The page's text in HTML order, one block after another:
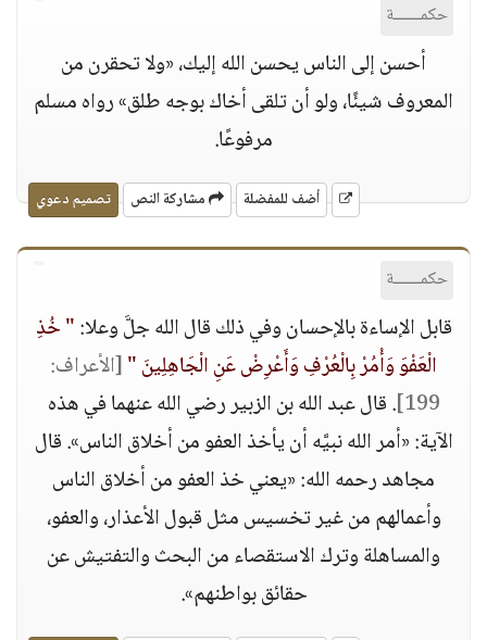
حكمــــــة
أحسن إلى الناس يحسن الله إليك، «ولا تحقرن من
المعروف شيئًا، ولو أن تلقى أخاك بوجه طلق» رواه مسلم
مرفوعًا.
أضف للمفضلة مشاركة النص تصميم دعوي
حكمــــــة
قابل الإساءة بالإحسان وفي ذلك قال الله جلَّ وعلا:" خُذِ
الْعَفْوَ وَأْمُرْ بِالْعُرْفِ وَأَعْرِضْ عَنِ الْجَاهِلِينَ "[الأعراف:
199] . قال عبد الله بن الزبير رضي الله عنهما في هذه
الآية: «أمر الله نبيَّه أن يأخذ العفو من أخلاق الناس». قال
مجاهد رحمه الله: «يعني خذ العفو من أخلاق الناس
وأعمالهم من غير تخسيس مثل قبول الأعذار، والعفو،
والمساهلة وترك الاستقصاء من البحث والتفتيش عن
حقائق بواطنهم».